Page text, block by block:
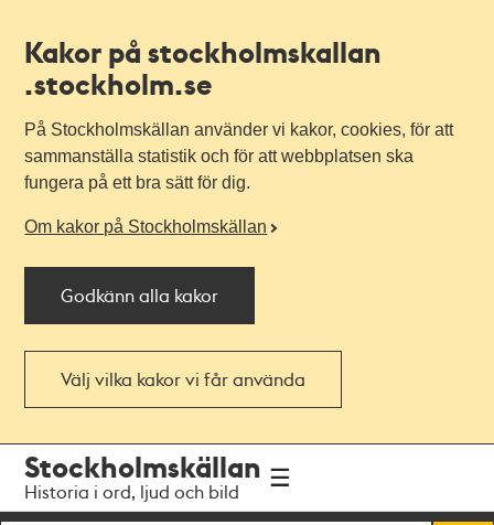
Kakor på stockholmskallan
.stockholm.se
På Stockholmskällan använder vi kakor, cookies, för att
sammanställa statistik och för att webbplatsen ska
fungera på ett bra sätt för dig.
Om kakor på Stockholmskällan
Godkänn alla kakor
Välj vilka kakor vi får använda
navigationen
huvudinnehållet
Stockholmskällan
Historia i ord, ljud och bild